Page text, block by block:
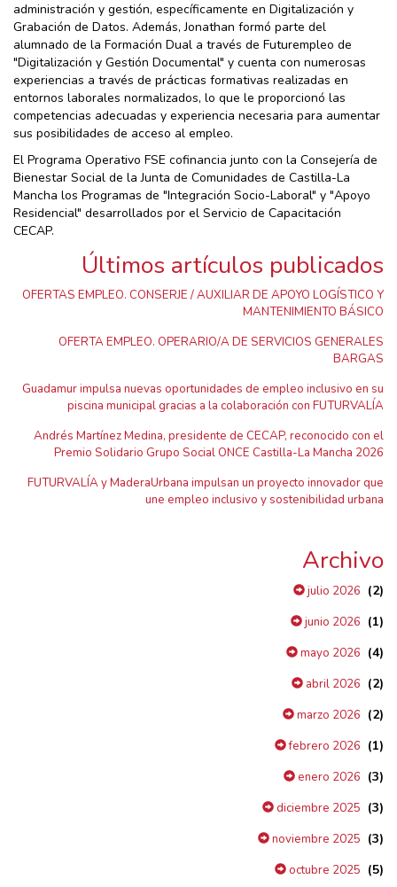
administración y gestión, específicamente en Digitalización y
Grabación de Datos. Además, Jonathan formó parte del
alumnado de la Formación Dual a través de Futurempleo de
"Digitalización y Gestión Documental" y cuenta con numerosas
experiencias a través de prácticas formativas realizadas en
entornos laborales normalizados, lo que le proporcionó las
competencias adecuadas y experiencia necesaria para aumentar
sus posibilidades de acceso al empleo.
El Programa Operativo FSE cofinancia junto con la Consejería de
Bienestar Social de la Junta de Comunidades de Castilla-La
Mancha los Programas de "Integración Socio-Laboral" y "Apoyo
Residencial" desarrollados por el Servicio de Capacitación
CECAP.
Últimos artículos publicados
OFERTAS EMPLEO. CONSERJE / AUXILIAR DE APOYO LOGÍSTICO Y
MANTENIMIENTO BÁSICO
OFERTA EMPLEO. OPERARIO/A DE SERVICIOS GENERALES
BARGAS
Guadamur impulsa nuevas oportunidades de empleo inclusivo en su
piscina municipal gracias a la colaboración con FUTURVALÍA
Andrés Martínez Medina, presidente de CECAP, reconocido con el
Premio Solidario Grupo Social ONCE Castilla-La Mancha 2026
FUTURVALÍA y MaderaUrbana impulsan un proyecto innovador que
une empleo inclusivo y sostenibilidad urbana
Archivo
julio 2026 (2)
junio 2026 (1)
mayo 2026 (4)
abril 2026 (2)
marzo 2026 (2)
febrero 2026 (1)
enero 2026 (3)
diciembre 2025 (3)
noviembre 2025 (3)
octubre 2025 (5)